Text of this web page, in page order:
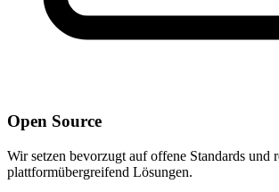
Open Source
Wir setzen bevorzugt auf offene Standards und
plattformübergreifend Lösungen.